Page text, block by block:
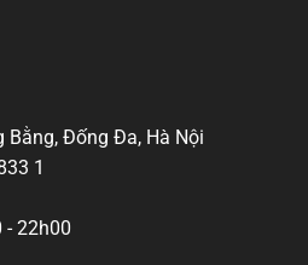
Bằng, Đống Đa, Hà Nội
1
- 22h00